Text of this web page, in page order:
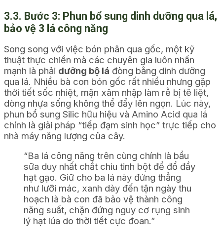
3.3. Bước 3: Phun bổ sung dinh dưỡng qua lá,
bảo vệ 3 lá công năng
Song song với việc bón phân qua gốc, một kỹ
thuật thực chiến mà các chuyên gia luôn nhấn
mạnh là phải dưỡng bộ lá đòng bằng dinh dưỡng
qua lá. Nhiều bà con bón gốc rất nhiều nhưng gặp
thời tiết sốc nhiệt, mặn xâm nhập làm rễ bị tê liệt,
dòng nhựa sống không thể đẩy lên ngọn. Lúc này,
phun bổ sung Silic hữu hiệu và Amino Acid qua lá
chính là giải pháp “tiếp đạm sinh học” trực tiếp cho
nhà máy năng lượng của cây.
“Ba lá công năng trên cùng chính là bầu
sữa duy nhất chắt chiu tinh bột để đổ đầy
hạt gạo. Giữ cho ba lá này đứng thẳng
như lưỡi mác, xanh dày đến tận ngày thu
hoạch là bà con đã bảo vệ thành công
năng suất, chặn đứng nguy cơ rụng sinh
lý hạt lúa do thời tiết cực đoan.”